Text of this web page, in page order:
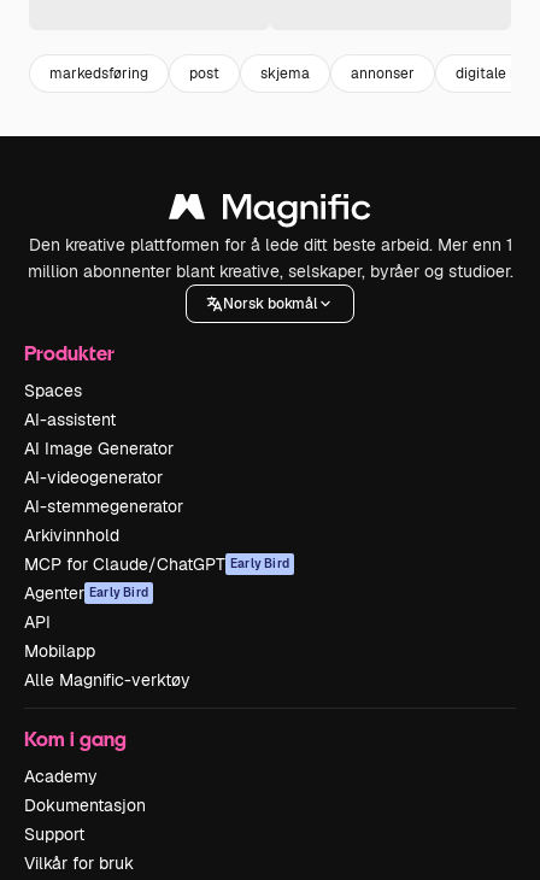
markedsføring post skjema annonser digitale
Den kreative plattformen for å lede ditt beste arbeid. Mer enn 1
million abonnenter blant kreative, selskaper, byråer og studioer.
Norsk bokmål
Produkter
Spaces
AI-assistent
AI Image Generator
AI-videogenerator
AI-stemmegenerator
Arkivinnhold
MCP for Claude/ChatGPT Early Bird
Agenter Early Bird
API
Mobilapp
Alle Magnific-verktøy
Kom i gang
Academy
Dokumentasjon
Support
Vilkår for bruk